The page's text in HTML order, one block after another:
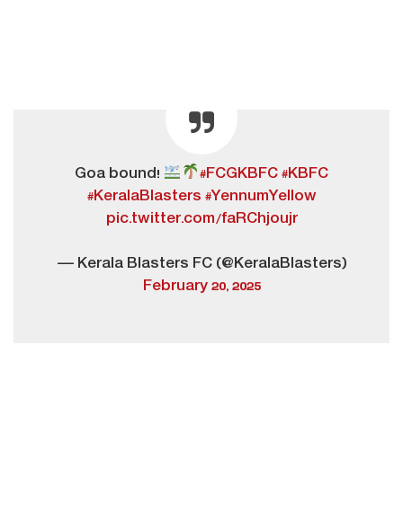
Goa bound! #FCGKBFC #KBFC
#KeralaBlasters #YennumYellow
pic.twitter.com/faRChjoujr
— Kerala Blasters FC (@KeralaBlasters)
February 20, 2025